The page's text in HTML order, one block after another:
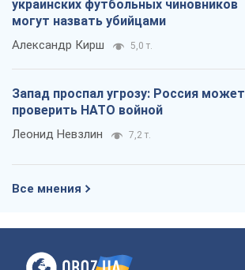
украинских футбольных чиновников
могут назвать убийцами
Александр Кирш 5,0 т.
Запад проспал угрозу: Россия может
проверить НАТО войной
Леонид Невзлин 7,2 т.
Все мнения